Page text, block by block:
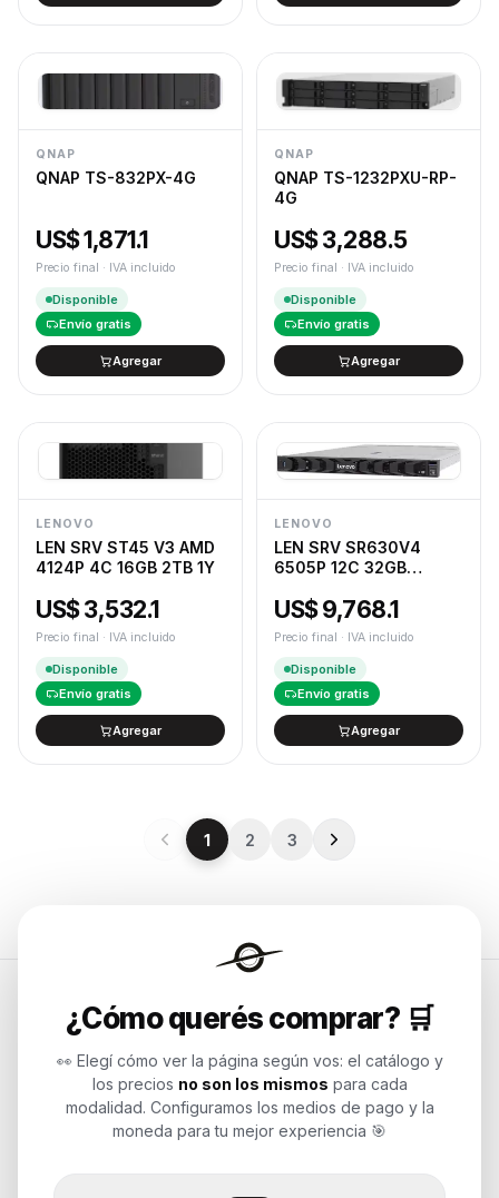
QNAP
QNAP TS-832PX-4G
US$ 1,871.1
Precio final · IVA incluido
Disponible
Envío gratis
Agregar
QNAP
QNAP TS-1232PXU-RP-
4G
US$ 3,288.5
Precio final · IVA incluido
Disponible
Envío gratis
Agregar
LENOVO
LEN SRV ST45 V3 AMD
4124P 4C 16GB 2TB 1Y
US$ 3,532.1
Precio final · IVA incluido
Disponible
Envío gratis
Agregar
LENOVO
LEN SRV SR630V4
6505P 12C 32GB
US$ 9,768.1
Precio final · IVA incluido
Disponible
Envío gratis
Agregar
1 2 3
¿Cómo querés comprar? 🛒
👀 Elegí cómo ver la página según vos: el catálogo y
los precios no son los mismos para cada
modalidad. Configuramos los medios de pago y la
moneda para tu mejor experiencia 🎯
Soluciones de tecnología para
empresas, revendedores y personas.
Potenciamos tu mundo.
Time to work